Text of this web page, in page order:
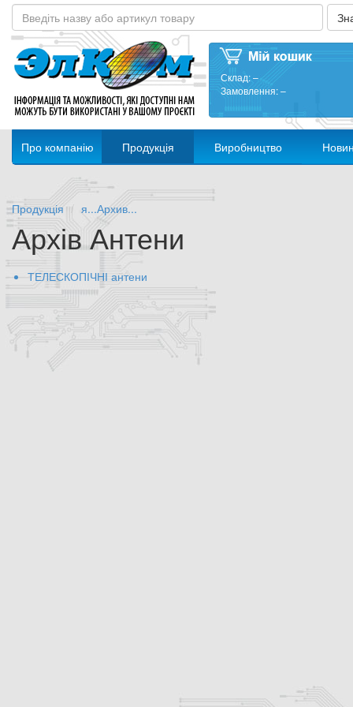
Склад:–
Замовлення:–
Про компанію Продукція Виробництво
Продукція я...Архив...
Архів Антени
ТЕЛЕСКОПІЧНІ антени